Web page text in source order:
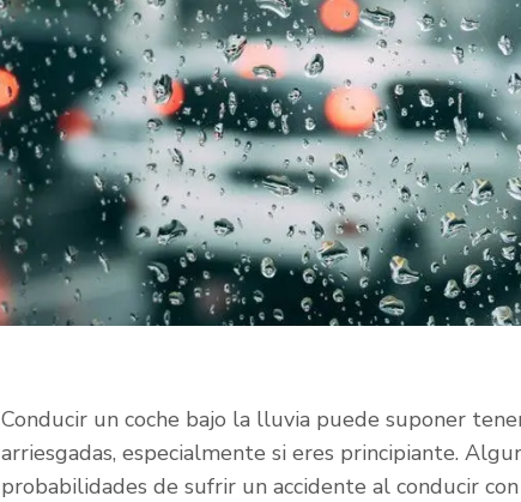
Conducir un coche bajo la lluvia puede suponer
arriesgadas, especialmente si eres principiante.
probabilidades de sufrir un accidente al conducir